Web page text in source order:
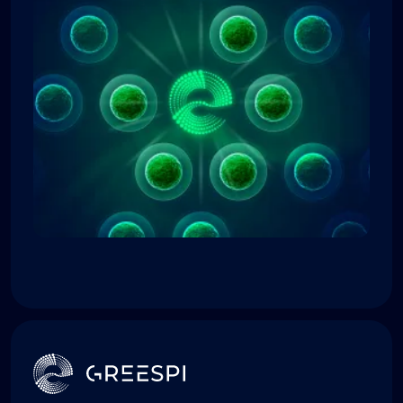
Greespi και μετά από 15 λεπτά θα
αισθάνεστε καλύτερα.
εσωτερικά όργανα). Επιπλέον, το
Greespi βελτιώνει την ευαισθησία στην
ινσουλίνη και περιορίζει την όρεξη για
φαγητό, κάτι το οποίο βοηθά τον
έλεγχο του βάρους.